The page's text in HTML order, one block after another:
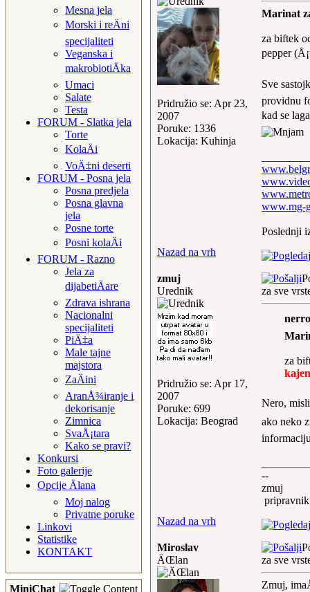
Mesna jela
Morski i reÄni
specijaliteti
Veganska i
makrobiotiÄka
Umaci
Salate
Testa
FORUM - Slatka jela
Torte
KolaÄi
VoÄ‡ni deserti
FORUM - Posna jela
Posna predjela
Posna glavna
jela
Posne torte
Posni kolaÄi
FORUM - Razno
Jela za
dijabetiÄare
Zdrava ishrana
Nacionalni
specijaliteti
PiÄ‡a
Male tajne
majstora
ZaÄini
AranÅ¾iranje i
dekorisanje
Zimnica
SvaÅ¡tara
Kako se pravi?
Konkursi
Foto galerije
Opcije Älana
Moj nalog
Privatne poruke
Linkovi
Statistike
KONTAKT
MiniChat
Pridružio se: Apr 23,
2007
Poruke: 1336
Lokacija: Kuhinja
Marinat
za biftek
pepper
Sve
providnu
kad se
www.mg-
Poslednji
Nazad na vrh
zmuj
Urednik
Pridružio se: Apr 17,
2007
Poruke: 699
Lokacija: Beograd
za sve
za
Nero,
ako neko
--
zmuj
Nazad na vrh
Miroslav
ÄŒlan
za sve
Zmuj,